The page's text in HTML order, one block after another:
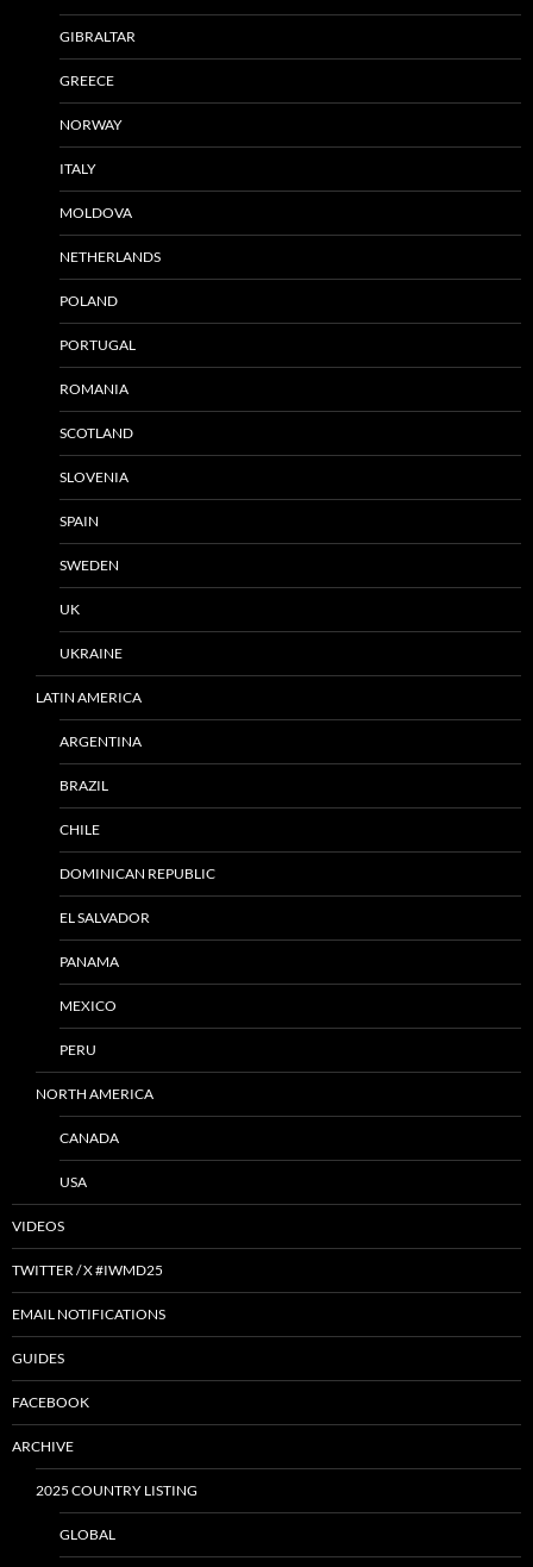
GIBRALTAR
GREECE
NORWAY
ITALY
MOLDOVA
NETHERLANDS
POLAND
PORTUGAL
ROMANIA
SCOTLAND
SLOVENIA
SPAIN
SWEDEN
UK
UKRAINE
LATIN AMERICA
ARGENTINA
BRAZIL
CHILE
DOMINICAN REPUBLIC
EL SALVADOR
PANAMA
MEXICO
PERU
NORTH AMERICA
CANADA
USA
VIDEOS
TWITTER / X #IWMD25
EMAIL NOTIFICATIONS
GUIDES
FACEBOOK
ARCHIVE
2025 COUNTRY LISTING
GLOBAL